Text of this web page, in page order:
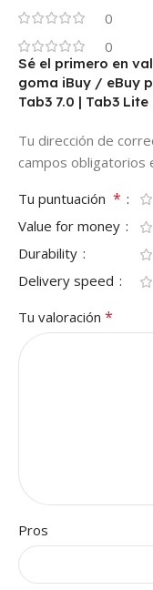
0
0
Sé el primero en
goma iBuy / eBuy
Tab3 7.0 | Tab3
Tu dirección de
campos obligatorios
Tu puntuación *
Value for money
Durability
Delivery speed
Tu valoración *
Pros